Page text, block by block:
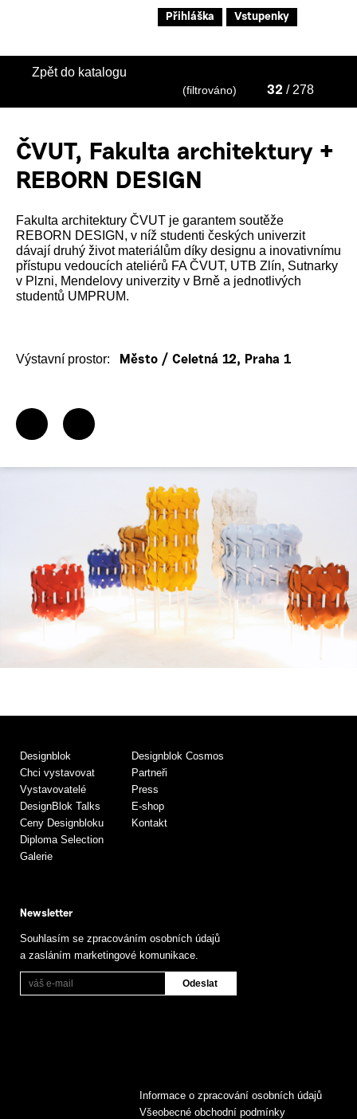
Přihláška Vstupenky
Zpět do katalogu
(filtrováno) 32 / 278
ČVUT, Fakulta architektury +
REBORN DESIGN
Fakulta architektury ČVUT je garantem soutěže
REBORN DESIGN, v níž studenti českých univerzit
dávají druhý život materiálům díky designu a inovativnímu
přístupu vedoucích ateliérů FA ČVUT, UTB Zlín, Sutnarky
v Plzni, Mendelovy univerzity v Brně a jednotlivých
studentů UMPRUM.
Výstavní prostor: Město / Celetná 12, Praha 1
Designblok
Chci vystavovat
Vystavovatelé
DesignBlok Talks
Ceny Designbloku
Diploma Selection
Galerie
Designblok Cosmos
Partneři
Press
E-shop
Kontakt
Newsletter
Souhlasím se zpracováním osobních údajů
a zasláním marketingové komunikace.
Informace o zpracování osobních údajů
Všeobecné obchodní podmínky